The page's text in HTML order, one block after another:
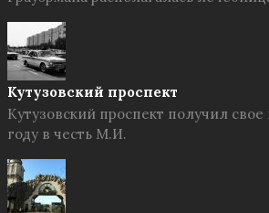
Кутузовский проспект
Кутузовский проспект получил свое
году в честь М.И.